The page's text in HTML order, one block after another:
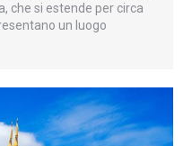
che si estende per circa
un luogo